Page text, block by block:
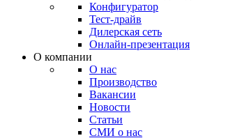
Конфигуратор
Тест-драйв
Дилерская сеть
Онлайн-презентация
О компании
О нас
Производство
Вакансии
Новости
Статьи
СМИ о нас